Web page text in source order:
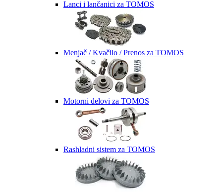
Lanci i lančanici za TOMOS
Menjač / Kvačilo / Prenos za TOMOS
Motorni delovi za TOMOS
Rashladni sistem za TOMOS